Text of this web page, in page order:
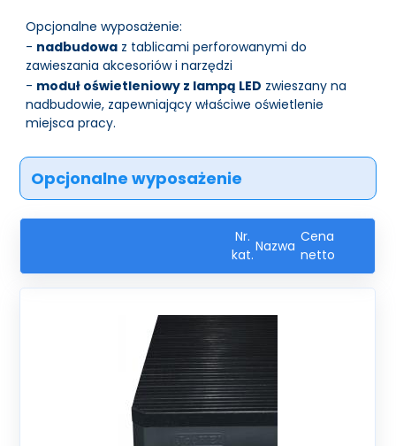
Opcjonalne wyposażenie:
- nadbudowa z tablicami perforowanymi do
zawieszania akcesoriów i narzędzi
- moduł oświetleniowy z lampą LED zwieszany na
nadbudowie, zapewniający właściwe oświetlenie
miejsca pracy.
Opcjonalne wyposażenie
Nr.
kat.
Nazwa
Cena
netto